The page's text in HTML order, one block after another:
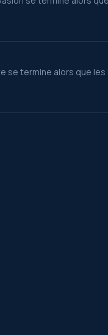
termine alors que